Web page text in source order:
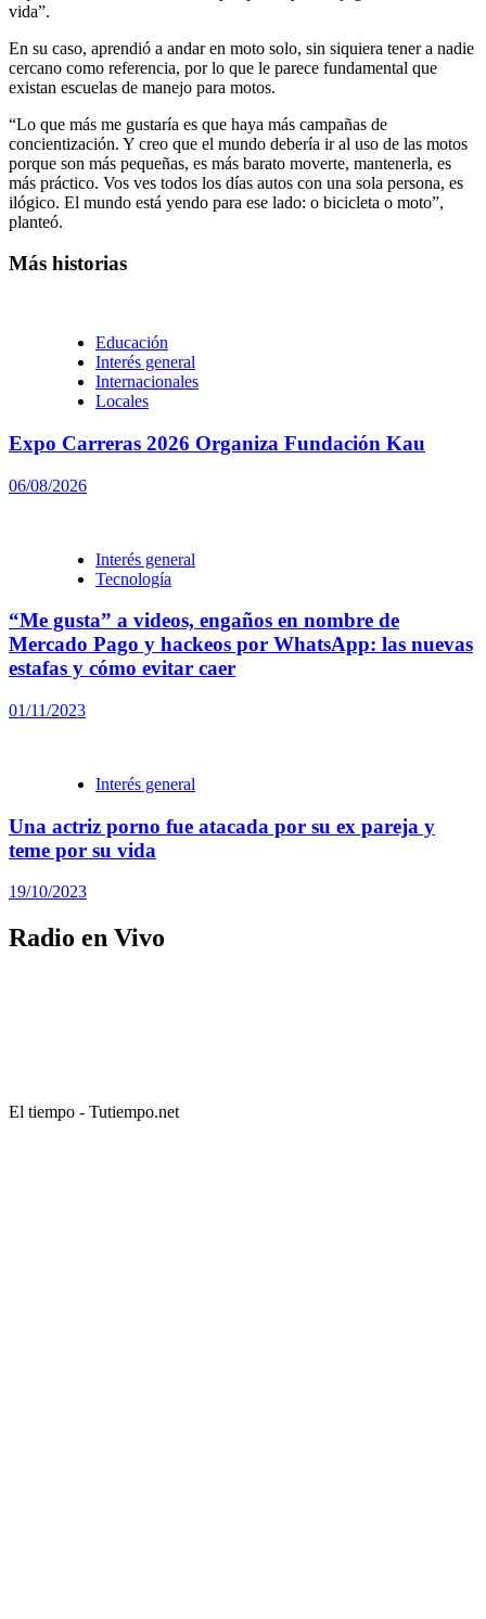
vida”.
En su caso, aprendió a andar en moto solo, sin siquiera tener a nadie
cercano como referencia, por lo que le parece fundamental que
existan escuelas de manejo para motos.
“Lo que más me gustaría es que haya más campañas de
concientización. Y creo que el mundo debería ir al uso de las motos
porque son más pequeñas, es más barato moverte, mantenerla, es
más práctico. Vos ves todos los días autos con una sola persona, es
ilógico. El mundo está yendo para ese lado: o bicicleta o moto”,
planteó.
Más historias
Educación
Interés general
Internacionales
Locales
Expo Carreras 2026 Organiza Fundación Kau
06/08/2026
Interés general
Tecnología
“Me gusta” a videos, engaños en nombre de
Mercado Pago y hackeos por WhatsApp: las nuevas
estafas y cómo evitar caer
01/11/2023
Interés general
Una actriz porno fue atacada por su ex pareja y
teme por su vida
19/10/2023
Radio en Vivo
El tiempo - Tutiempo.net